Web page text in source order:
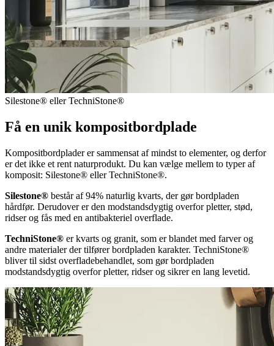
Silestone® eller TechniStone®
Få en unik kompositbordplade
Kompositbordplader er sammensat af mindst to elementer, og derfor
er det ikke et rent naturprodukt. Du kan vælge mellem to typer af
komposit: Silestone® eller TechniStone®.
Silestone® består af 94% naturlig kvarts, der gør bordpladen
hårdfør. Derudover er den modstandsdygtig overfor pletter, stød,
ridser og fås med en antibakteriel overflade.
TechniStone® er kvarts og granit, som er blandet med farver og
andre materialer der tilfører bordpladen karakter. TechniStone®
bliver til sidst overfladebehandlet, som gør bordpladen
modstandsdygtig overfor pletter, ridser og sikrer en lang levetid.